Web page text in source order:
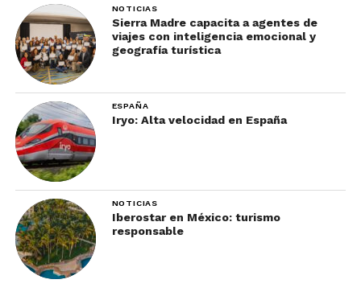
NOTICIAS
Sierra Madre capacita a agentes de
viajes con inteligencia emocional y
geografía turística
ESPAÑA
Iryo: Alta velocidad en España
NOTICIAS
Iberostar en México: turismo
responsable